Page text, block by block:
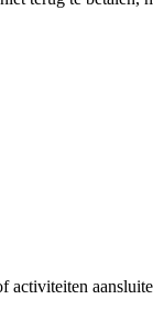
activiteiten